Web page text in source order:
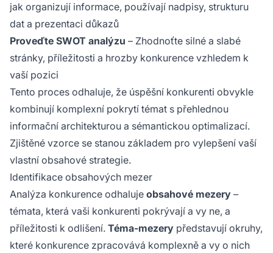
jak organizují informace, používají nadpisy, strukturu
dat a prezentaci důkazů
Proveďte SWOT analýzu – Zhodnoťte silné a slabé
stránky, příležitosti a hrozby konkurence vzhledem k
vaší pozici
Tento proces odhaluje, že úspěšní konkurenti obvykle
kombinují komplexní pokrytí témat s přehlednou
informační architekturou a sémantickou optimalizací.
Zjištěné vzorce se stanou základem pro vylepšení vaší
vlastní obsahové strategie.
Identifikace obsahových mezer
Analýza konkurence odhaluje obsahové mezery –
témata, která vaši konkurenti pokrývají a vy ne, a
příležitosti k odlišení. Téma-mezery představují okruhy,
které konkurence zpracovává komplexně a vy o nich